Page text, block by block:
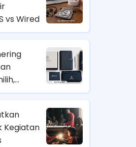
vs Wired
Tren
Kegiatan